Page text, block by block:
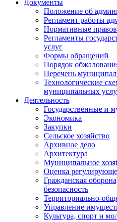
Документы
Положение об
Регламент работы
Нормативные
Регламенты
услуг
Формы обращений
Порядок
Перечень
Технологические
муниципальных
Деятельность
Государственные и
Экономика
Закупки
Сельское хозяйство
Архивное дело
Архитектура
Муниципальное
Оценка
Гражданская
безопасность
Территориально-
Управление
Культура, спорт и